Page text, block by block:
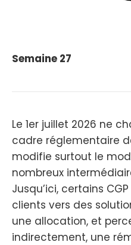
Semaine 27
Le 1er juillet 2026 ne
cadre réglementaire
modifie surtout le
nombreux
Jusqu’ici, certains
clients vers des
une allocation, et
indirectement, une